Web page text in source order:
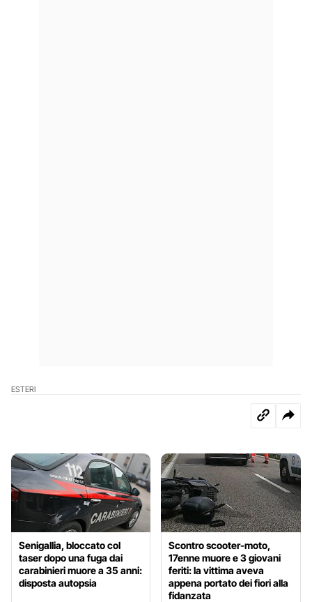
ESTERI
Senigallia, bloccato col
taser dopo una fuga dai
carabinieri muore a 35 anni:
disposta autopsia
Scontro scooter-moto,
17enne muore e 3 giovani
feriti: la vittima aveva
appena portato dei fiori alla
fidanzata